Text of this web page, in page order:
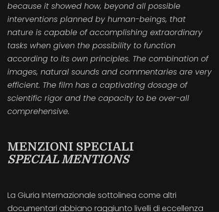
because it showed how, beyond all possible
interventions planned by human-beings, that
nature is capable of accomplishing extraordinary
tasks when given the possibility to function
according to its own principles. The combination of
images, natural sounds and commentaries are very
efficient. The film has a captivating dosage of
scientific rigor and the capacity to be over-all
comprehensive.
MENZIONI SPECIALI
SPECIAL MENTIONS
La Giuria Internazionale sottolinea come altri
documentari abbiano raggiunto livelli di eccellenza